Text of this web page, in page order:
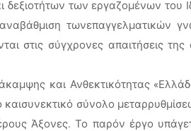
των εργαζομένων του
στις σύγχρονες απαιτήσεις
και Ανθεκτικότητας
σύνολο
Άξονες. Το παρόν έργο